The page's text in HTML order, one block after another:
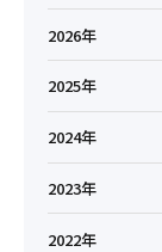
2026年
2025年
2024年
2023年
2022年